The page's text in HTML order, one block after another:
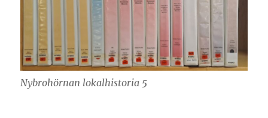
Nybrohörnan lokalhistoria 5